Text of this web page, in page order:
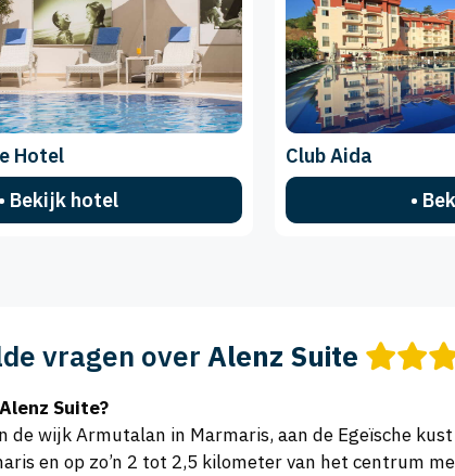
Hotel
• Bekijk hotel
Club Aida
•
vragen over Alenz Suite
Suite?
de wijk Armutalan in Marmaris, aan de Egeïsche
en op zo’n 2 tot 2,5 kilometer van het centrum